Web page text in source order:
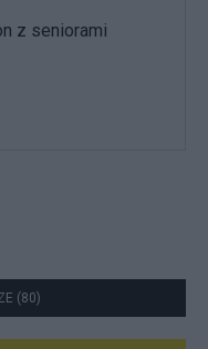
z seniorami
(80)